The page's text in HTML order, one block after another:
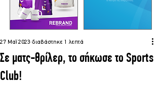
Σε ματς-θρίλερ, το σήκωσε το Sports
Club!
27 Μαΐ 2023 διαβάστηκε 1 λεπτά